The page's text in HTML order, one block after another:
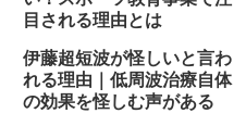
目される理由とは
伊藤超短波が怪しいと言わ
れる理由｜低周波治療自体
の効果を怪しむ声がある